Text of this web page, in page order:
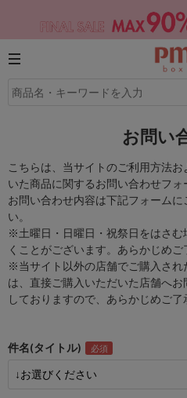
お問い
こちらは、当サイトのご利用方法
いた商品に関するお問い合わせフォ
お問い合わせ内容は下記フォーム
い。
※土曜日・日曜日・祝祭日をはさ
くことがございます。あらかじめご
※当サイト以外の店舗でご購入され
は、直接ご購入いただいた店舗へ
しておりますので、あらかじめご了
件名(タイトル)